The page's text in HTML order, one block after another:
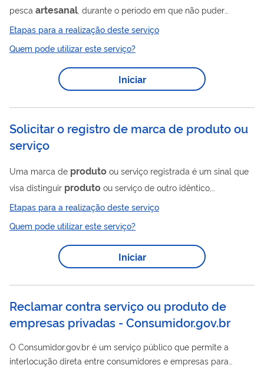
pesca artesanal , durante o período em que não puder
realizar suas atividades devido à piracema. Este pedido é
realizado totalmente pela internet, você não precisa ir ao INSS.
Etapas para a realização deste serviço
Quem pode utilizar este serviço?
Iniciar
Solicitar o registro de marca de produto ou
serviço
Uma marca de produto ou serviço registrada é um sinal que
visa distinguir produto ou serviço de outro idêntico,
semelhante ou afim, de origem diversa, para garantir, no
território nacional, a exclusividade do seu uso. O serviço de
registro de marca deprodutoou serviço consiste,
basicamente, no recebimento do pedido de registro de marca
e aprovação após análise, tendo como base a lei 9.279, de 1996
ALERTA CONTRA FRAUDES: O INPI...
Etapas para a realização deste serviço
Quem pode utilizar este serviço?
Iniciar
Reclamar contra serviço ou produto de
empresas privadas - Consumidor.gov.br
O Consumidor.gov.br é um serviço público que permite a
interlocução direta entre consumidores e empresas para